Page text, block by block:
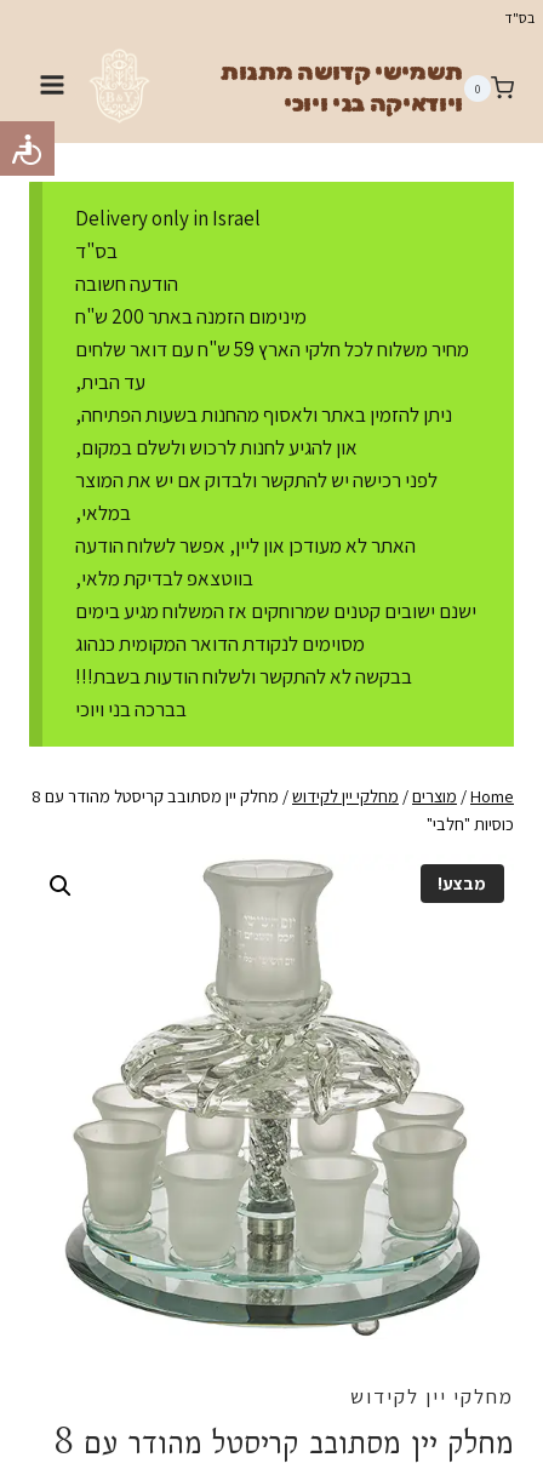
Skip
content
בס"ד
0
תשמישי קדושה מתנות
ויודאיקה בני ויוכי
Delivery only in Israel
בס"ד
הודעה חשובה
מינימום הזמנה באתר 200 ש"ח
מחיר משלוח לכל חלקי הארץ 59 ש"ח עם דואר שלחים
עד הבית,
ניתן להזמין באתר ולאסוף מהחנות בשעות הפתיחה,
און להגיע לחנות לרכוש ולשלם במקום,
לפני רכישה יש להתקשר ולבדוק אם יש את המוצר
במלאי,
האתר לא מעודכן און ליין, אפשר לשלוח הודעה
בווטצאפ לבדיקת מלאי,
ישנם ישובים קטנים שמרוחקים אז המשלוח מגיע בימים
מסוימים לנקודת הדואר המקומית כנהוג
בבקשה לא להתקשר ולשלוח הודעות בשבת!!!
בברכה בני ויוכי
Home
/ מוצרים/ מחלקי יין לקידוש/
מחלק יין מסתובב קריסטל מהודר עם 8
כוסיות "חלבי"
מבצע!
מחלקי יין לקידוש
מחלק יין מסתובב קריסטל מהודר עם 8